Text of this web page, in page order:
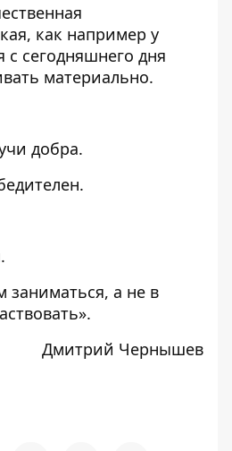
как например у
с сегодняшнего дня
материально.
добра.
заниматься, а не в
Дмитрий Чернышев